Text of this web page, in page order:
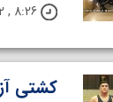
8:26 , 2 شهریور 03
کشتی